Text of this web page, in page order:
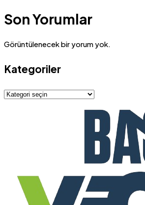
Son Yorumlar
Görüntülenecek bir yorum yok.
Kategoriler
Kategoriler